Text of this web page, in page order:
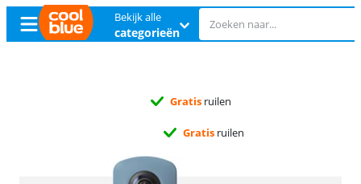
Bekijk alle
categorieën
Gratisruilen
Gratisruilen